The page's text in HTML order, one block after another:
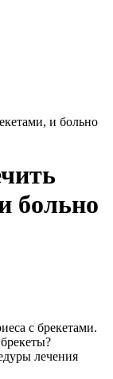
и больно
больно
с брекетами.
лечения